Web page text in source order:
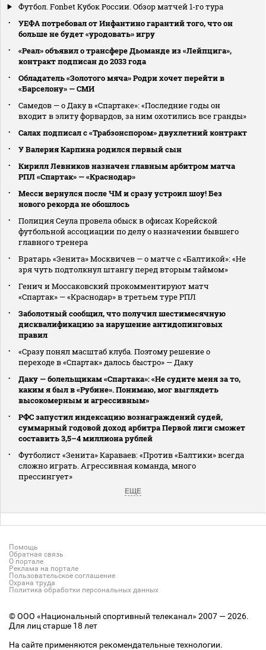
Футбол. Fonbet Кубок России. Обзор матчей 1-го тура
УЕФА потребовал от Инфантино гарантий того, что он
больше не будет «уродовать» игру
«Реал» объявил о трансфере Дьоманде из «Лейпцига»,
контракт подписан до 2033 года
Обладатель «Золотого мяча» Родри хочет перейти в
«Барселону» — СМИ
Самедов — о Даку в «Спартаке»: «Последние годы он
входит в элиту форвардов, за ним охотились все гранды»
Салах подписал с «Трабзонспором» двухлетний контракт
У Валерия Карпина родился первый сын
Кирилл Левников назначен главным арбитром матча
РПЛ «Спартак» — «Краснодар»
Месси вернулся после ЧМ и сразу устроил шоу! Без
нового рекорда не обошлось
Полиция Сеула провела обыск в офисах Корейской
футбольной ассоциации по делу о назначении бывшего
главного тренера
Вратарь «Зенита» Москвичев — о матче с «Балтикой»: «Не
зря чуть подтолкнул штангу перед вторым таймом»
Генич и Моссаковский прокомментируют матч
«Спартак» — «Краснодар» в третьем туре РПЛ
Заболотный сообщил, что получил шестимесячную
дисквалификацию за нарушение антидопинговых
правил
«Сразу понял масштаб клуба. Поэтому решение о
переходе в «Спартак» далось быстро» — Даку
Даку — болельщикам «Спартака»: «Не судите меня за то,
каким я был в «Рубине». Понимаю, мог выглядеть
высокомерным и агрессивным»
РФС запустил индексацию вознаграждений судей,
суммарный годовой доход арбитра Первой лиги сможет
составить 3,5–4 миллиона рублей
Футболист «Зенита» Караваев: «Против «Балтики» всегда
сложно играть. Агрессивная команда, много
прессингует»
ЕЩЕ
Помощь
Обратная связь
О портале
Реклама на портале
Пользовательское соглашение
Охрана труда
Политика обработки персональных данных
© ООО «Национальный спортивный телеканал» 2007 — 2026.
Для лиц старше 18 лет
На сайте применяются рекомендательные технологии.